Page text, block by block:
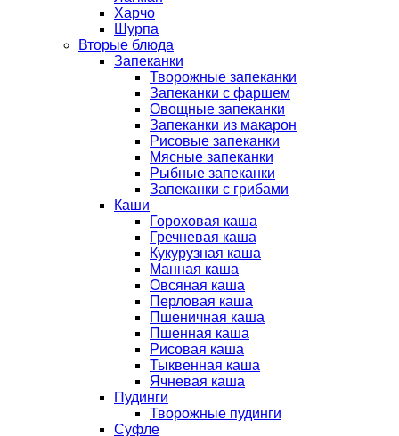
Харчо
Шурпа
Вторые блюда
Запеканки
Творожные запеканки
Запеканки с фаршем
Овощные запеканки
Запеканки из макарон
Рисовые запеканки
Мясные запеканки
Рыбные запеканки
Запеканки с грибами
Каши
Гороховая каша
Гречневая каша
Кукурузная каша
Манная каша
Овсяная каша
Перловая каша
Пшеничная каша
Пшенная каша
Рисовая каша
Тыквенная каша
Ячневая каша
Пудинги
Творожные пудинги
Суфле